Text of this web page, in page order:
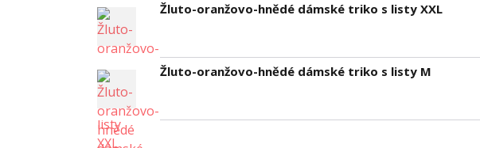
Žluto-oranžovo-hnědé dámské triko s listy XXL
Žluto-oranžovo-hnědé dámské triko s listy M